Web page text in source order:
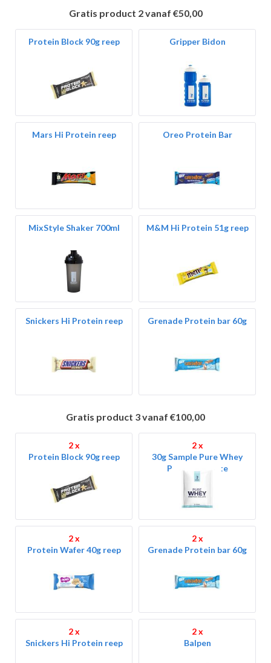
Gratis product 2 vanaf €50,00
Protein Block 90g reep Gripper Bidon
Mars Hi Protein reep Oreo Protein Bar
MixStyle Shaker 700ml M&M Hi Protein 51g reep
Snickers Hi Protein reep Grenade Protein bar 60g
Gratis product 3 vanaf €100,00
2 x
Protein Block 90g reep
2 x
30g Sample Pure Whey
Protein Isolate
2 x
Protein Wafer 40g reep
2 x
Grenade Protein bar 60g
2 x
Snickers Hi Protein reep
2 x
Balpen